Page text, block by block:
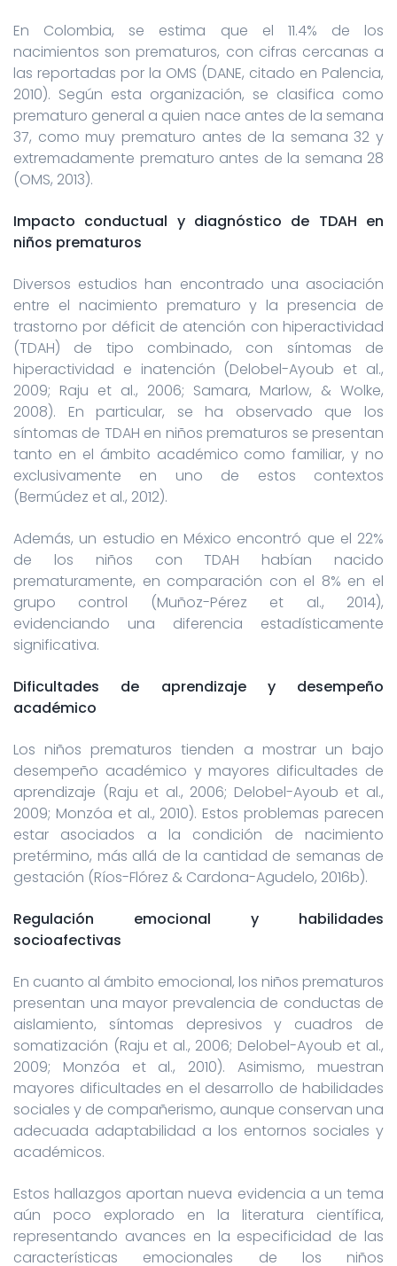
En Colombia, se estima que el 11.4% de los
nacimientos son prematuros, con cifras cercanas a
las reportadas por la OMS (DANE, citado en Palencia,
2010). Según esta organización, se clasifica como
prematuro general a quien nace antes de la semana
37, como muy prematuro antes de la semana 32 y
extremadamente prematuro antes de la semana 28
(OMS, 2013).
Impacto conductual y diagnóstico de TDAH en
niños prematuros
Diversos estudios han encontrado una asociación
entre el nacimiento prematuro y la presencia de
trastorno por déficit de atención con hiperactividad
(TDAH) de tipo combinado, con síntomas de
hiperactividad e inatención (Delobel-Ayoub et al.,
2009; Raju et al., 2006; Samara, Marlow, & Wolke,
2008). En particular, se ha observado que los
síntomas de TDAH en niños prematuros se presentan
tanto en el ámbito académico como familiar, y no
exclusivamente en uno de estos contextos
(Bermúdez et al., 2012).
Además, un estudio en México encontró que el 22%
de los niños con TDAH habían nacido
prematuramente, en comparación con el 8% en el
grupo control (Muñoz-Pérez et al., 2014),
evidenciando una diferencia estadísticamente
significativa.
Dificultades de aprendizaje y desempeño
académico
Los niños prematuros tienden a mostrar un bajo
desempeño académico y mayores dificultades de
aprendizaje (Raju et al., 2006; Delobel-Ayoub et al.,
2009; Monzóa et al., 2010). Estos problemas parecen
estar asociados a la condición de nacimiento
pretérmino, más allá de la cantidad de semanas de
gestación (Ríos-Flórez & Cardona-Agudelo, 2016b).
Regulación emocional y habilidades
socioafectivas
En cuanto al ámbito emocional, los niños prematuros
presentan una mayor prevalencia de conductas de
aislamiento, síntomas depresivos y cuadros de
somatización (Raju et al., 2006; Delobel-Ayoub et al.,
2009; Monzóa et al., 2010). Asimismo, muestran
mayores dificultades en el desarrollo de habilidades
sociales y de compañerismo, aunque conservan una
adecuada adaptabilidad a los entornos sociales y
académicos.
Estos hallazgos aportan nueva evidencia a un tema
aún poco explorado en la literatura científica,
representando avances en la especificidad de las
características emocionales de los niños